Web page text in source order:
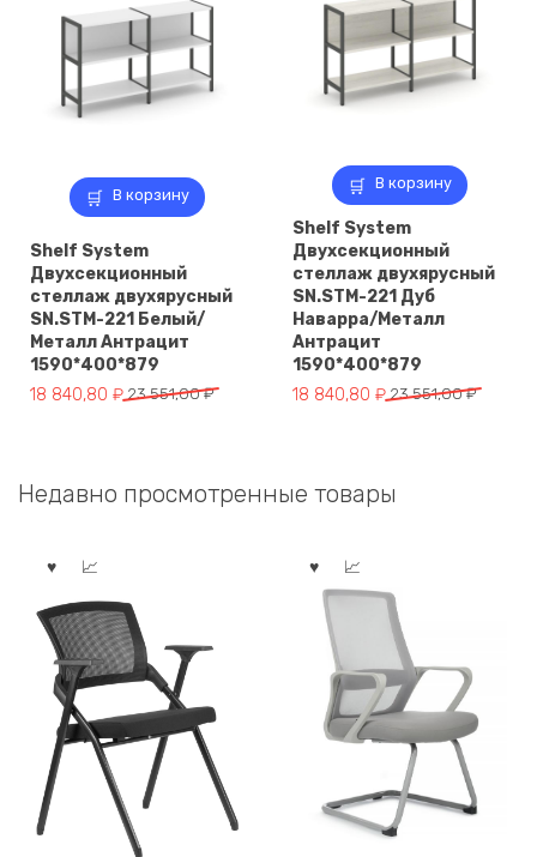
В корзину
Shelf System
Двухсекционный
стеллаж двухярусный
SN.STM-221 Белый/
Металл Антрацит
1590*400*879
23 551,00₽
Первоначальная
551,00 ₽.
18 840,80 ₽
Текущая
В корзину
Shelf System
Двухсекционный
стеллаж двухярусный
SN.STM-221 Дуб
Наварра/Металл
Антрацит
1590*400*879
23 551,00₽
Первоначальная
551,00 ₽.
18 840,80 ₽
Текущая
Недавно просмотренные товары